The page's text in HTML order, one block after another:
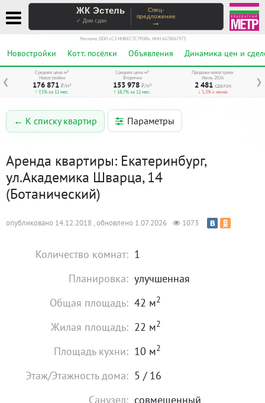
ЖК Эстель
✓ Дом сдан
Спец-
предложение
→
Реклама. ООО «СЗ ИНВЕСТСТРОЙ», ИНН 6678067973
Новостройки Котт. посёлки Объявления Динамика цен и
❮ ❯
Средняя цена м²
Новостройки
176 871 ₽/м²
↑ 7,5% за 12 мес.
Средняя цена м²
Вторичка
153 978 ₽/м²
↑ 18,7% за 12 мес.
Продажи новостроек
Июль 2026
2 481 сделок
↓ 5,3% к июню
← К списку квартир Параметры
Аренда квартиры: Екатеринбург,
ул.Академика Шварца, 14
(Ботанический)
опубликовано 14.12.2018 , обновлено 1.07.2026 1073
Количество комнат: 1
Планировка: улучшенная
Общая площадь: 42 м2
Жилая площадь: 22 м2
Площадь кухни: 10 м2
Этаж/Этажность дома: 5 / 16
Санузел: совмещенный